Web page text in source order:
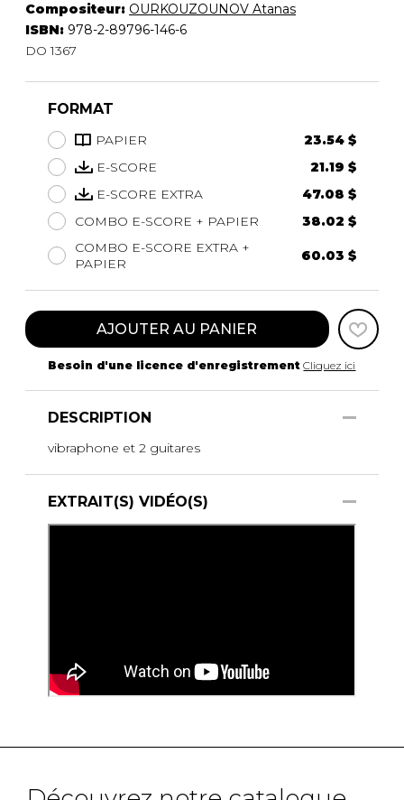
Compositeur: OURKOUZOUNOV Atanas
ISBN: 978-2-89796-146-6
DO 1367
FORMAT
PAPIER
23.54 $
E-SCORE
21.19 $
E-SCORE EXTRA
47.08 $
COMBO E-SCORE + PAPIER
38.02 $
COMBO E-SCORE EXTRA +
PAPIER
60.03 $
AJOUTER AU PANIER
Besoin d'une licence d'enregistrement Cliquez ici
DESCRIPTION
vibraphone et 2 guitares
EXTRAIT(S) VIDÉO(S)